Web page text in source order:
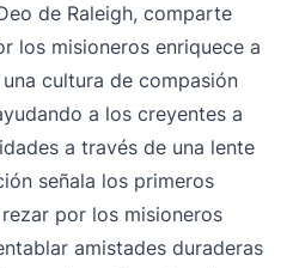
de Raleigh, comparte
los misioneros enriquece a
cultura de compasión
a los creyentes a
a través de una lente
señala los primeros
por los misioneros
amistades duraderas